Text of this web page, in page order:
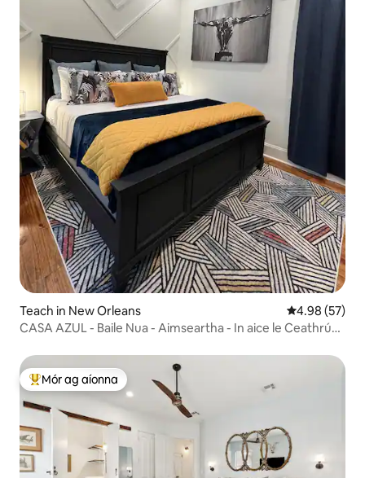
Teach in New Orleans Meánrátáil
4.98 (57)
CASA AZUL - Baile Nua - Aimseartha - In aice le Ceathrú
An-mhór ag aíonna
Mór ag aíonna